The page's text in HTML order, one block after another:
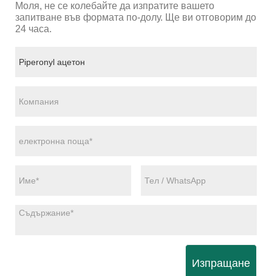
Моля, не се колебайте да изпратите вашето
запитване във формата по-долу. Ще ви отговорим до
24 часа.
Изпращане